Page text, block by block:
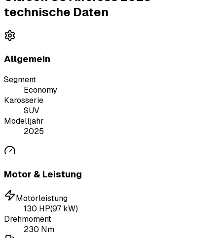
technische Daten
Allgemein
Segment
Economy
Karosserie
SUV
Modelljahr
2025
Motor & Leistung
Motorleistung
130 HP(97 kW)
Drehmoment
230 Nm